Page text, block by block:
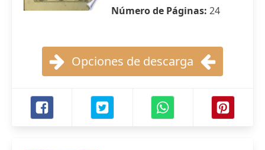
Número de Páginas: 24
Opciones de descarga